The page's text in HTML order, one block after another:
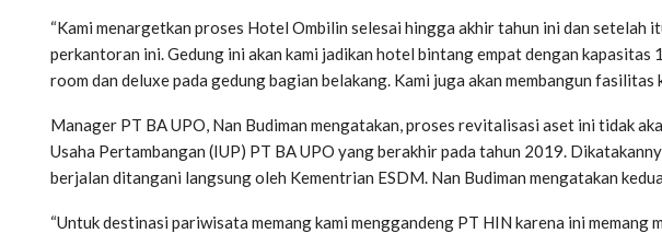
“Kami menargetkan proses Hotel Ombilin selesai hingga akhir tahun ini dan setelah
perkantoran ini. Gedung ini akan kami jadikan hotel bintang empat dengan
room dan deluxe pada gedung bagian belakang. Kami juga akan membangun fasilitas
Manager PT BA UPO, Nan Budiman mengatakan, proses revitalisasi aset ini tidak
Usaha Pertambangan (IUP) PT BA UPO yang berakhir pada tahun 2019.
berjalan ditangani langsung oleh Kementrian ESDM. Nan Budiman mengatakan
“Untuk destinasi pariwisata memang kami menggandeng PT HIN karena ini memang